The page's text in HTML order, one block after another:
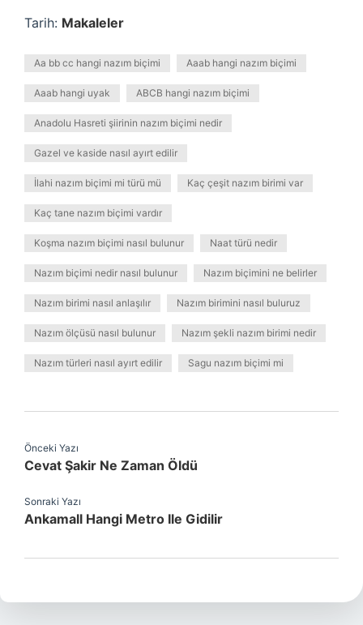
Tarih: Makaleler
Aa bb cc hangi nazım biçimi Aaab hangi nazım biçimi
Aaab hangi uyak ABCB hangi nazım biçimi
Anadolu Hasreti şiirinin nazım biçimi nedir
Gazel ve kaside nasıl ayırt edilir
İlahi nazım biçimi mi türü mü Kaç çeşit nazım birimi var
Kaç tane nazım biçimi vardır
Koşma nazım biçimi nasıl bulunur Naat türü nedir
Nazım biçimi nedir nasıl bulunur Nazım biçimini ne belirler
Nazım birimi nasıl anlaşılır Nazım birimini nasıl buluruz
Nazım ölçüsü nasıl bulunur Nazım şekli nazım birimi nedir
Nazım türleri nasıl ayırt edilir Sagu nazım biçimi mi
Önceki Yazı
Cevat Şakir Ne Zaman Öldü
Sonraki Yazı
Ankamall Hangi Metro Ile Gidilir